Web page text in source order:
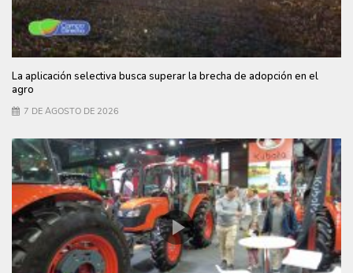
La aplicación selectiva busca superar la brecha de adopción en el
agro
7 DE AGOSTO DE 2026